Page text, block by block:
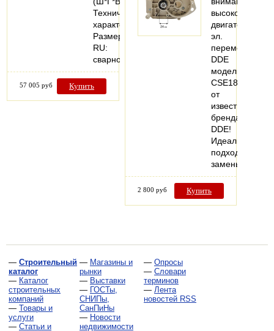
Технические
характеристики
Размер,,
RU:
сварной
57 005 руб Купить
двигатель
эл.
DDE
модели
CSE1814
от
известного
бренда
DDE!
Идеально
подходитдля
замены…
2 800 руб Купить
— Строительный
каталог
— Каталог
строительных
компаний
— Товары и
услуги
— Статьи и
— Магазины и
рынки
— Выставки
— ГОСТы,
СНИПы,
СанПиНы
— Новости
недвижимости
— Опросы
— Словари
терминов
— Лента
новостей RSS